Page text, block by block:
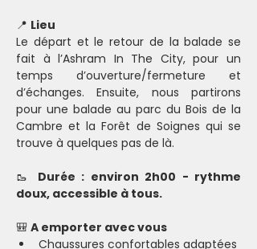
📍 Lieu
Le départ et le retour de la balade se
fait à l’Ashram In The City, pour un
temps d’ouverture/fermeture et
d’échanges. Ensuite, nous partirons
pour une balade au parc du Bois de la
Cambre et la Forêt de Soignes qui se
trouve à quelques pas de là.
🥾 Durée : environ 2h00 - rythme
doux, accessible à tous.
🎒 A emporter avec vous
Chaussures confortables adaptées